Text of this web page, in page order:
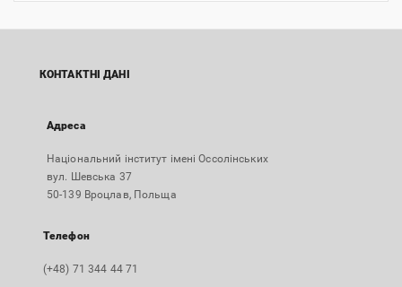
КОНТАКТНІ ДАНІ
Адреса
Національний інститут імені Оссолінських
вул. Шевська 37
50-139 Вроцлав, Польща
Телефон
(+48) 71 344 44 71